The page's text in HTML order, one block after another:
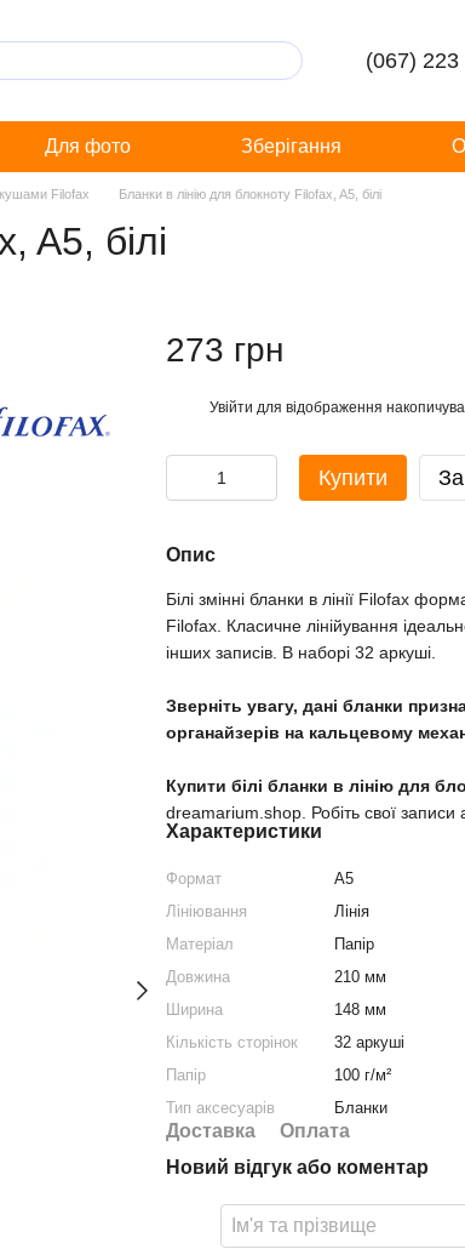
(067) 223
Для фото Зберігання
Filofax Бланки в лінію для блокноту Filofax, A5, білі
A5, білі
273 грн
Увійти для відображення
Купити
Опис
Білі змінні бланки в лінії Filofax
Filofax. Класичне лінійування
інших записів. В наборі 32 аркуші.
Зверніть увагу, дані бланки
органайзерів на кальцевому
Купити білі бланки в лінію для
dreamarium.shop. Робіть свої записи
Характеристики
Формат
A5
Лініювання
Лінія
Матеріал
Папір
Довжина
210 мм
Ширина
148 мм
Кількість сторінок
32 аркуші
Папір
100 г/м²
Тип аксесуарів
Бланки
Доставка
Оплата
Новий відгук або коментар